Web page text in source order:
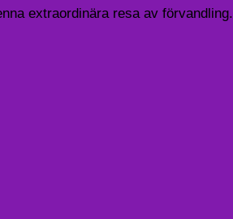
extraordinära resa av förvandling.